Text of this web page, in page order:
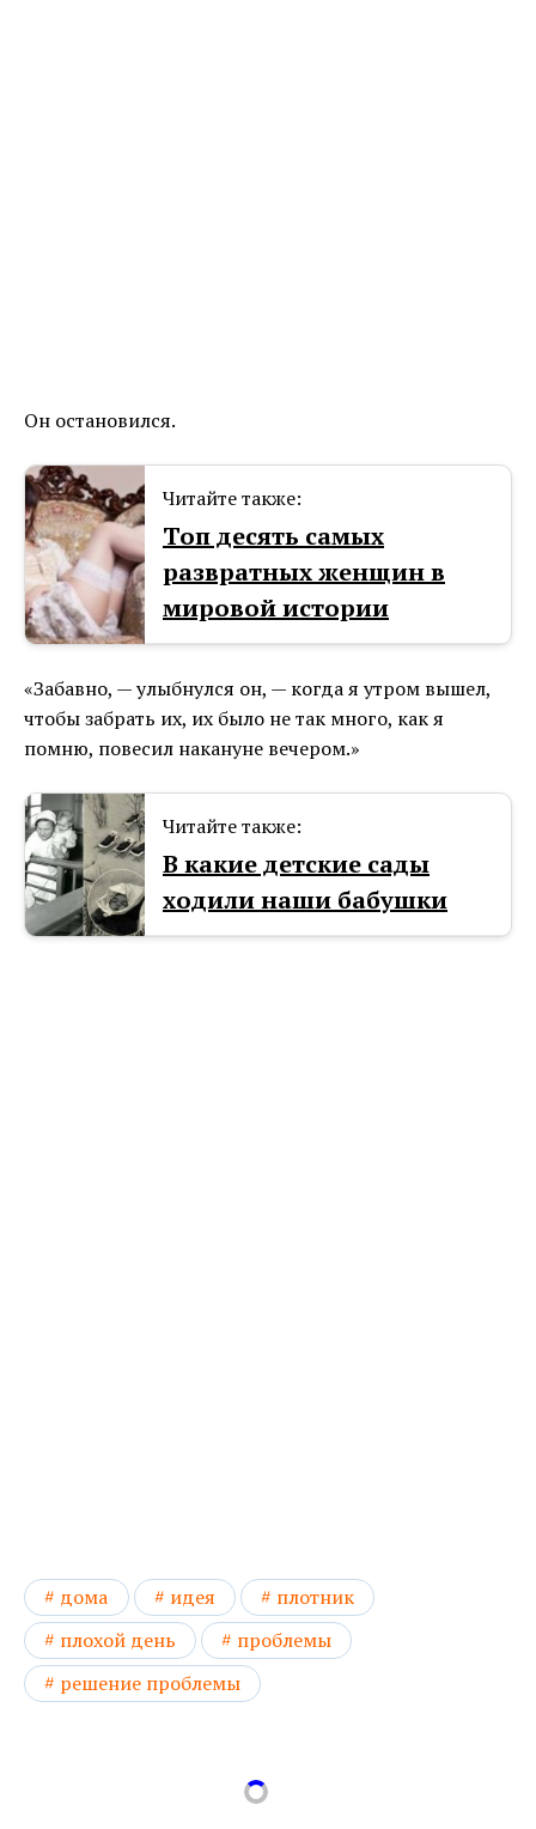
Он остановился.
Читайте также:
Топ десять самых
развратных женщин в
мировой истории
«Забавно, — улыбнулся он, — когда я утром вышел,
чтобы забрать их, их было не так много, как я
помню, повесил накануне вечером.»
Читайте также:
В какие детские сады
ходили наши бабушки
дома идея
плотник
плохой день
проблемы
решение проблемы